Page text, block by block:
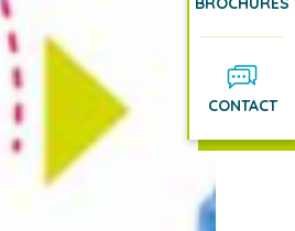
CONTACT